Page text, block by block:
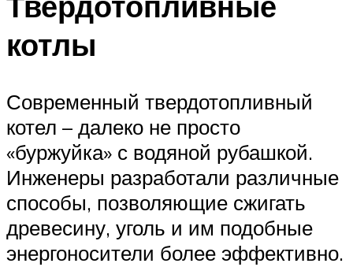
котлы
Современный твердотопливный
котел – далеко не просто
«буржуйка» с водяной рубашкой.
Инженеры разработали различные
способы, позволяющие сжигать
древесину, уголь и им подобные
энергоносители более эффективно.